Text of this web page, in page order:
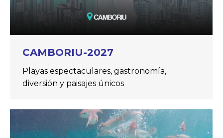
CAMBORIU-2027
Playas espectaculares, gastronomía,
diversión y paisajes únicos